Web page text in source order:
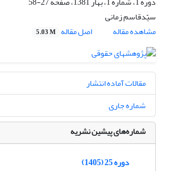
سیّدقاسم زمانی‌
مشاهده مقاله
اصل مقاله 5.03 M
مقالات آماده انتشار
شماره جاری
شماره‌های پیشین نشریه
دوره 25 (1405)